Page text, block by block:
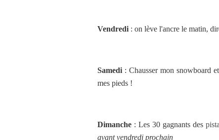
Vendredi : on lève l'ancre le matin,
Samedi : Chausser mon snowboard
mes pieds !
Dimanche : Les 30 gagnants des
avant vendredi prochain